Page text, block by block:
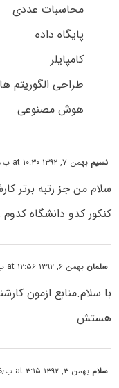
محاسبات عددی
پایگاه داده
کامپایلر
طراحی الگوریتم ها
هوش مصنوعی
نسیم بهمن ۷, ۱۳۹۲ at ۱۰:۳۰ ب٫ظ
کنکور کدو دانشگاه
سلمان بهمن ۶, ۱۳۹۲ at ۱۲:۵۶ ب٫ظ
با سلام.منابع ازمون
هستش
سلام بهمن ۳, ۱۳۹۲ at ۳:۱۵ ب٫ظ